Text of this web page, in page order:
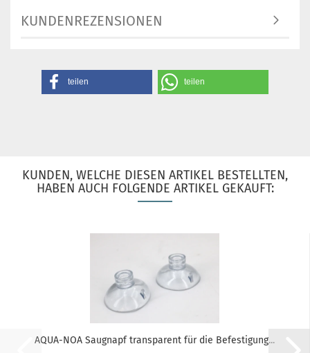
KUNDENREZENSIONEN
teilen teilen
KUNDEN, WELCHE DIESEN ARTIKEL BESTELLTEN,
HABEN AUCH FOLGENDE ARTIKEL GEKAUFT:
AQUA-NOA Saugnapf transparent für die Befestigung...